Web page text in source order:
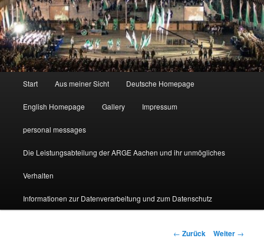
Start Aus meiner Sicht Deutsche Homepage
English Homepage Gallery Impressum
personal messages
Die Leistungsabteilung der ARGE Aachen und ihr unmögliches
Verhalten
Informationen zur Datenverarbeitung und zum Datenschutz
Beitragsnavigation
← Zurück Weiter →